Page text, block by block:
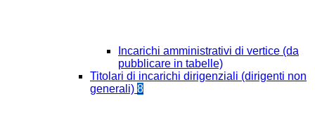
Incarichi amministrativi di vertice (da
pubblicare in tabelle)
Titolari di incarichi dirigenziali (dirigenti non
generali) 8